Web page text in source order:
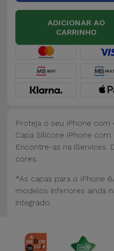
ADICIONAR AO
CARRINHO
Proteja o seu iPhone com
Capa Silicone iPhone com
Encontre-as na iServices.
cores.
*As capas para o iPhone
modelos inferiores ainda
integrado.